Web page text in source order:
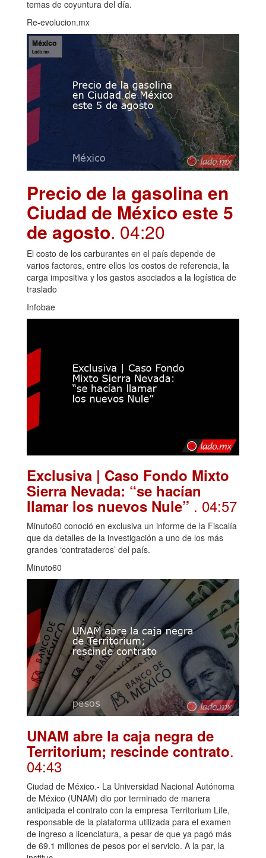
temas de coyuntura del día.
Re-evolucion.mx
Precio de la gasolina en
Ciudad de México este 5
de agosto. 04:20
El costo de los carburantes en el país depende de
varios factores, entre ellos los costos de referencia, la
carga impositiva y los gastos asociados a la logística de
traslado
Infobae
Exclusiva | Caso Fondo Mixto
Sierra Nevada: “se hacían
llamar los nuevos Nule” . 04:57
Minuto60 conoció en exclusiva un informe de la Fiscalía
que da detalles de la investigación a uno de los más
grandes ‘contrataderos’ del país.
Minuto60
UNAM abre la caja negra de
Territorium; rescinde contrato.
04:43
Ciudad de México.- La Universidad Nacional Autónoma
de México (UNAM) dio por terminado de manera
anticipada el contrato con la empresa Territorium Life,
responsable de la plataforma utilizada para el examen
de ingreso a licenciatura, a pesar de que ya pagó más
de 69.1 millones de pesos por el servicio. A la par, la